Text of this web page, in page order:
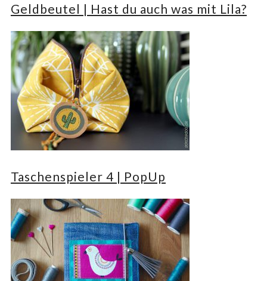
Geldbeutel | Hast du auch was mit Lila?
Taschenspieler 4 | PopUp